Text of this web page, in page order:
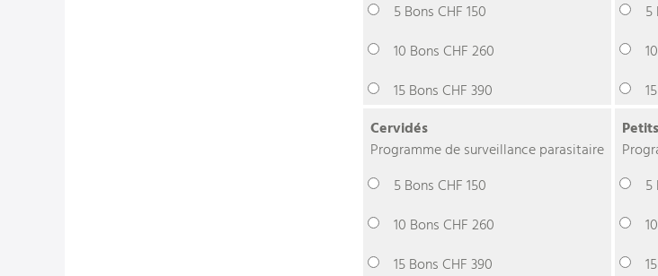
5 Bons CHF 150
10 Bons CHF 260
15 Bons CHF 390
5
Cervidés
5 Bons CHF 150
10 Bons CHF 260
15 Bons CHF 390
Programme de surveillance parasitaire
5